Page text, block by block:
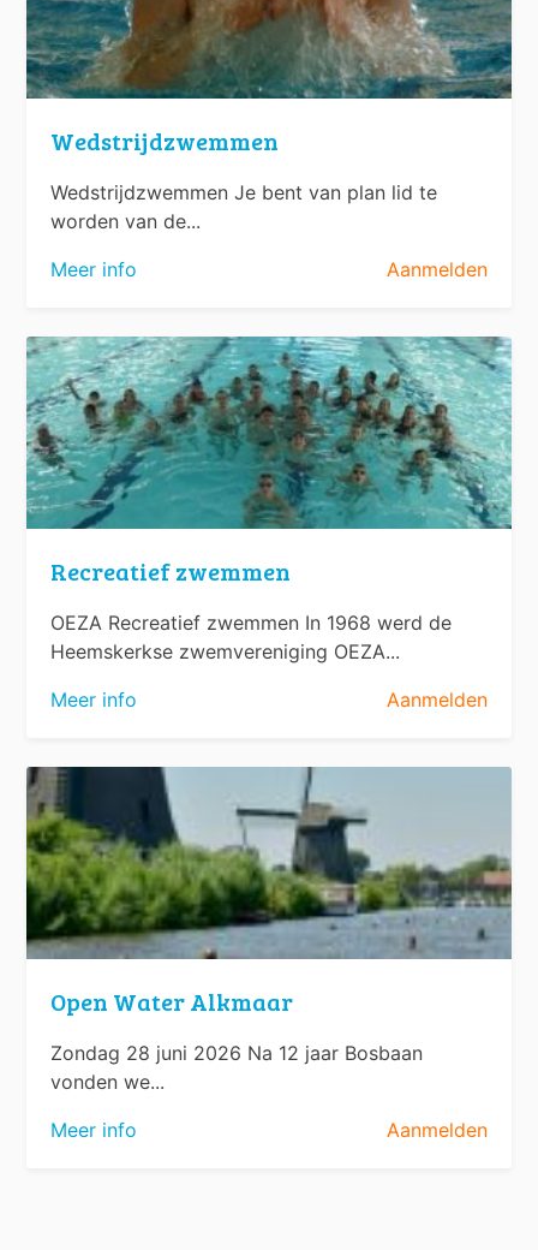
Wedstrijdzwemmen
Wedstrijdzwemmen Je bent van plan lid te
worden van de...
Meer info
Aanmelden
Recreatief zwemmen
OEZA Recreatief zwemmen In 1968 werd de
Heemskerkse zwemvereniging OEZA...
Meer info
Aanmelden
Open Water Alkmaar
Zondag 28 juni 2026 Na 12 jaar Bosbaan
vonden we...
Meer info
Aanmelden